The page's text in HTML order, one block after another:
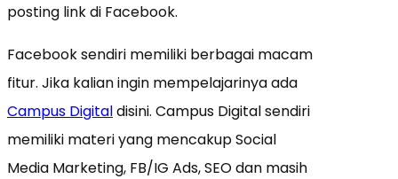
posting link di Facebook.
Facebook sendiri memiliki berbagai macam
fitur. Jika kalian ingin mempelajarinya ada
Campus Digitaldisini. Campus Digital sendiri
memiliki materi yang mencakup Social
Media Marketing, FB/IG Ads, SEO dan masih